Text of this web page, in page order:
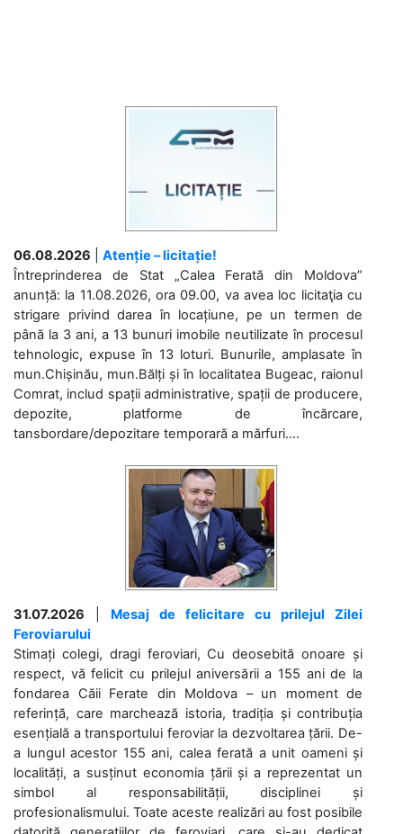
06.08.2026
Atenție – licitație!
Întreprinderea de Stat „Calea Ferată din Moldova”
anunță: la 11.08.2026, ora 09.00, va avea loc licitaţia cu
strigare privind darea în locațiune, pe un termen de
până la 3 ani, a 13 bunuri imobile neutilizate în procesul
tehnologic, expuse în 13 loturi. Bunurile, amplasate în
mun.Chișinău, mun.Bălți și în localitatea Bugeac, raionul
Comrat, includ spații administrative, spații de producere,
depozite, platforme de încărcare,
tansbordare/depozitare temporară a mărfuri....
31.07.2026
Mesaj de felicitare cu prilejul Zilei
Feroviarului
Stimați colegi, dragi feroviari, Cu deosebită onoare și
respect, vă felicit cu prilejul aniversării a 155 ani de la
fondarea Căii Ferate din Moldova – un moment de
referință, care marchează istoria, tradiția și contribuția
esențială a transportului feroviar la dezvoltarea țării. De-
a lungul acestor 155 ani, calea ferată a unit oameni și
localități, a susținut economia țării și a reprezentat un
simbol al responsabilității, disciplinei și
profesionalismului. Toate aceste realizări au fost posibile